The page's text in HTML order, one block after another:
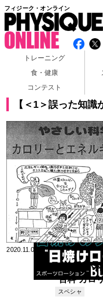
フィジーク・オンライン
トレーニング
食・健康
コンテスト
【＜1＞誤った知
2020.11.09
やさしい
百科 カロ
とエネルギ
スペシャ